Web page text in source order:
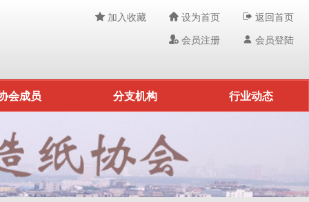
加入收藏 设为首页
返回首页
会员注册
会员登陆
会成员 分支机构 行业动态